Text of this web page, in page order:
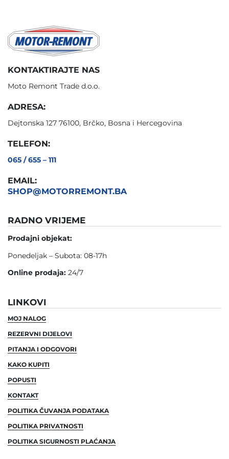
KONTAKTIRAJTE NAS
Moto Remont Trade d.o.o.
ADRESA:
Dejtonska 127 76100, Brčko, Bosna i Hercegovina
TELEFON:
065 / 655 – 111
EMAIL:
SHOP@MOTORREMONT.BA
RADNO VRIJEME
Prodajni objekat:
Ponedeljak – Subota: 08-17h
Online prodaja: 24/7
LINKOVI
MOJ NALOG
REZERVNI DIJELOVI
PITANJA I ODGOVORI
KAKO KUPITI
POPUSTI
KONTAKT
POLITIKA ČUVANJA PODATAKA
POLITIKA PRIVATNOSTI
POLITIKA SIGURNOSTI PLAĆANJA